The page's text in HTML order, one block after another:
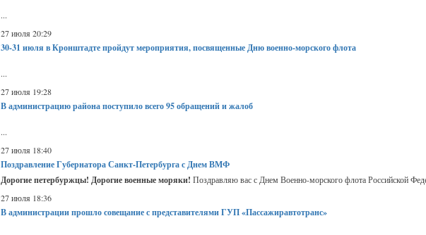
...
27 июля 20:29
30-31 июля в Кронштадте пройдут мероприятия, посвященные Дню военно-морского флота
...
27 июля 19:28
В администрацию района поступило всего 95 обращений и жалоб
...
27 июля 18:40
Поздравление Губернатора Санкт-Петербурга с Днем ВМФ
Дорогие петербуржцы! Дорогие военные моряки! Поздравляю вас с Днем Военно-морского флота Российской
27 июля 18:36
В администрации прошло совещание с представителями ГУП «Пассажиравтотранс»